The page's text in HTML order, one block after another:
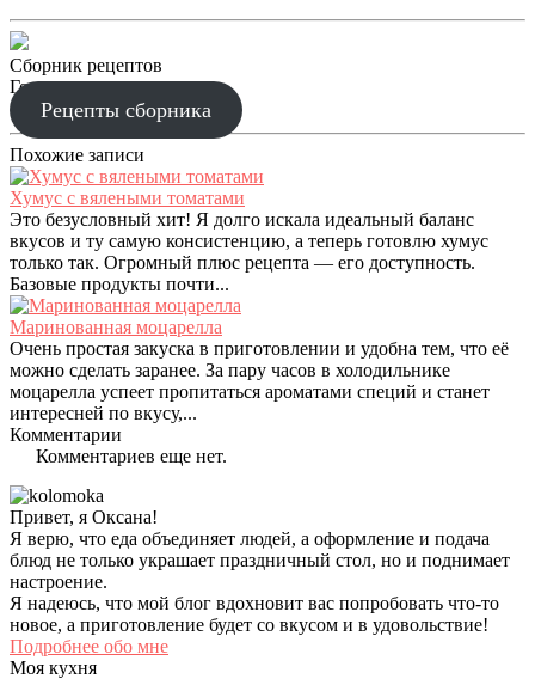
Сборник рецептов
Готовим праздник
Рецепты сборника
Похожие записи
Хумус с вялеными томатами
Это безусловный хит! Я долго искала идеальный баланс
вкусов и ту самую консистенцию, а теперь готовлю хумус
только так. Огромный плюс рецепта — его доступность.
Базовые продукты почти...
Маринованная моцарелла
Очень простая закуска в приготовлении и удобна тем, что её
можно сделать заранее. За пару часов в холодильнике
моцарелла успеет пропитаться ароматами специй и станет
интересней по вкусу,...
Комментарии
Комментариев еще нет.
Привет, я Оксана!
Я верю, что еда объединяет людей, а оформление и подача
блюд не только украшает праздничный стол, но и поднимает
настроение.
Я надеюсь, что мой блог вдохновит вас попробовать что-то
новое, а приготовление будет со вкусом и в удовольствие!
Подробнее обо мне
Моя кухня